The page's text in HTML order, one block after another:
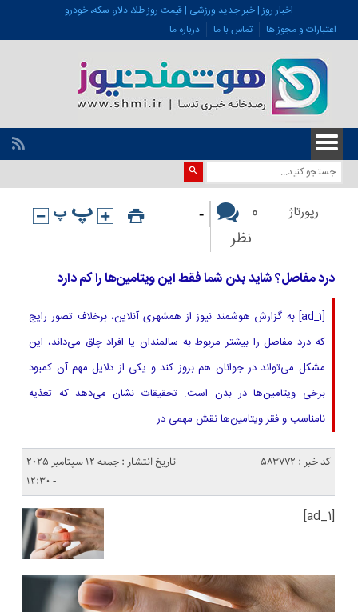
اخبار روز | خبر جدید ورزشی | قیمت روز طلا، دلار، سکه، خودرو
اعتبارات و مجوز ها
تماس با ما درباره ما
رپورتاژ
0
نظر
-
درد مفاصل؟ شاید بدن‌ شما فقط این ویتامین‌ها را کم دارد
[ad_1] به گزارش هوشمند نیوز از همشهری آنلاین، برخلاف تصور رایج
که درد مفاصل را بیشتر مربوط به سالمندان یا افراد چاق می‌داند، این
مشکل می‌تواند در جوانان هم بروز کند و یکی از دلایل مهم آن کمبود
برخی ویتامین‌ها در بدن است. تحقیقات نشان می‌دهد که تغذیه
نامناسب و فقر ویتامین‌ها نقش مهمی در
کد خبر : 583772
تاریخ انتشار : جمعه 12 سپتامبر 2025
- 12:30
[ad_1]